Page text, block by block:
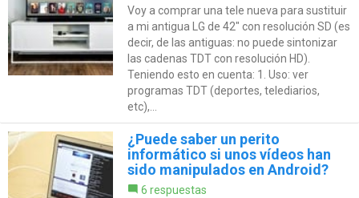
Voy a comprar una tele nueva para sustituir
a mi antigua LG de 42" con resolución SD (es
decir, de las antiguas: no puede sintonizar
las cadenas TDT con resolución HD).
Teniendo esto en cuenta: 1. Uso: ver
programas TDT (deportes, telediarios,
etc),...
¿Puede saber un perito
informático si unos vídeos han
sido manipulados en Android?
6 respuestas